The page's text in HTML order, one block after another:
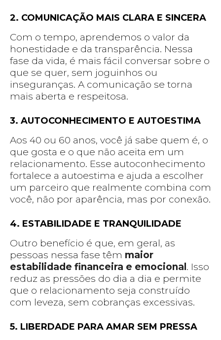
2. COMUNICAÇÃO MAIS CLARA E SINCERA
Com o tempo, aprendemos o valor da
honestidade e da transparência. Nessa
fase da vida, é mais fácil conversar sobre o
que se quer, sem joguinhos ou
inseguranças. A comunicação se torna
mais aberta e respeitosa.
3. AUTOCONHECIMENTO E AUTOESTIMA
Aos 40 ou 60 anos, você já sabe quem é, o
que gosta e o que não aceita em um
relacionamento. Esse autoconhecimento
fortalece a autoestima e ajuda a escolher
um parceiro que realmente combina com
você, não por aparência, mas por conexão.
4. ESTABILIDADE E TRANQUILIDADE
Outro benefício é que, em geral, as
pessoas nessa fase têm maior
estabilidade financeira e emocional . Isso
reduz as pressões do dia a dia e permite
que o relacionamento seja construído
com leveza, sem cobranças excessivas.
5. LIBERDADE PARA AMAR SEM PRESSA